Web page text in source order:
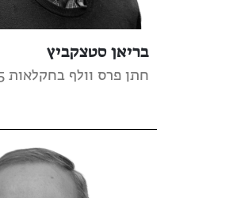
בריאן סטצקביץ
חתן פרס וולף בחקלאות 2025